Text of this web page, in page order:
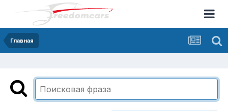
Главная